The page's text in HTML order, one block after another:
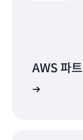
AWS 파